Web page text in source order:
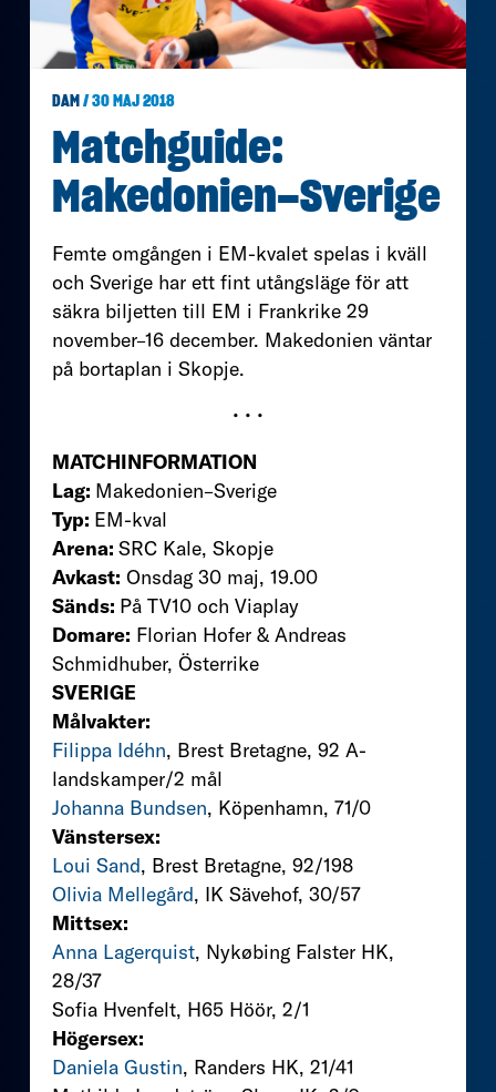
DAM / 30 MAJ 2018
Matchguide:
Makedonien–Sverige
Femte omgången i EM-kvalet spelas i kväll
och Sverige har ett fint utångsläge för att
säkra biljetten till EM i Frankrike 29
november–16 december. Makedonien väntar
på bortaplan i Skopje.
• • •
MATCHINFORMATION
Lag: Makedonien–Sverige
Typ: EM-kval
Arena: SRC Kale, Skopje
Avkast: Onsdag 30 maj, 19.00
Sänds: På TV10 och Viaplay
Domare: Florian Hofer & Andreas
Schmidhuber, Österrike
SVERIGE
Målvakter:
Filippa Idéhn, Brest Bretagne, 92 A-
landskamper/2 mål
Johanna Bundsen, Köpenhamn, 71/0
Vänstersex:
Loui Sand, Brest Bretagne, 92/198
Olivia Mellegård, IK Sävehof, 30/57
Mittsex:
Anna Lagerquist, Nykøbing Falster HK,
28/37
Sofia Hvenfelt, H65 Höör, 2/1
Högersex:
Daniela Gustin, Randers HK, 21/41